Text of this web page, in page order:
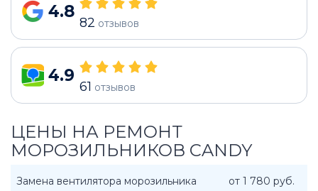
4.8
82 отзывов
4.9
61 отзывов
ЦЕНЫ НА РЕМОНТ
МОРОЗИЛЬНИКОВ CANDY
Замена вентилятора морозильника от 1 780 руб.